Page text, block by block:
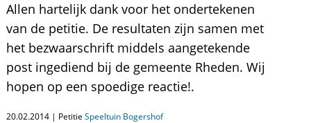
Allen hartelijk dank voor het ondertekenen
van de petitie. De resultaten zijn samen met
het bezwaarschrift middels aangetekende
post ingediend bij de gemeente Rheden. Wij
hopen op een spoedige reactie!.
20.02.2014 | Petitie Speeltuin Bogershof